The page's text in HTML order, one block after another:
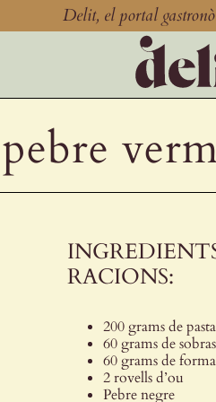
Delit, el portal
RACIONS:
200 grams de pasta
60 grams de
60 grams de
2 rovells d’ou
Pebre negre